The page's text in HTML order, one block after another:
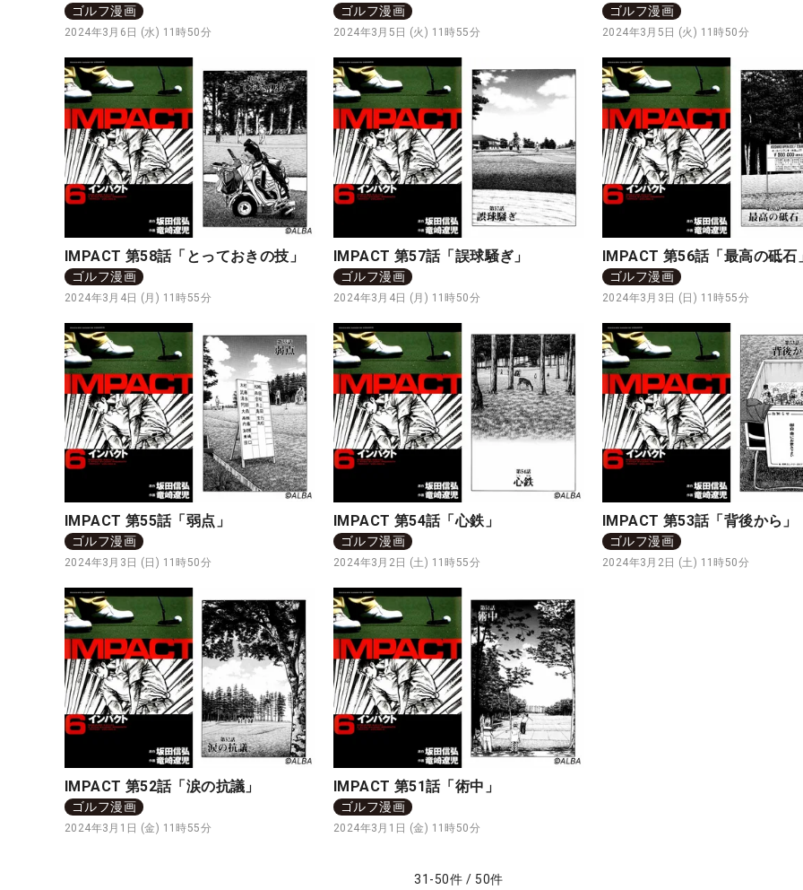
ゴルフ漫画
2024年3月6日 (水) 11時50分
ゴルフ漫画
2024年3月5日 (火) 11時55分
ゴルフ漫画
2024年3月5日 (火) 11時50分
IMPACT 第58話「とっておきの技」
ゴルフ漫画
2024年3月4日 (月) 11時55分
IMPACT 第57話「誤球騒ぎ」
ゴルフ漫画
2024年3月4日 (月) 11時50分
IMPACT 第56話「最高の砥石
ゴルフ漫画
2024年3月3日 (日) 11時55分
IMPACT 第55話「弱点」
ゴルフ漫画
2024年3月3日 (日) 11時50分
IMPACT 第54話「心鉄」
ゴルフ漫画
2024年3月2日 (土) 11時55分
IMPACT 第53話「背後から」
ゴルフ漫画
2024年3月2日 (土) 11時50分
IMPACT 第52話「涙の抗議」
ゴルフ漫画
2024年3月1日 (金) 11時55分
IMPACT 第51話「術中」
ゴルフ漫画
2024年3月1日 (金) 11時50分
31 -50件 / 50件